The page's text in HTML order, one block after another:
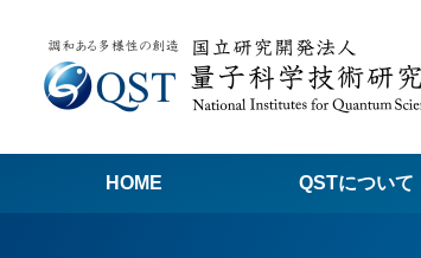
HOME QSTについて